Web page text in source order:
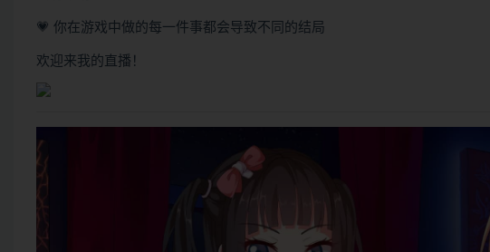
💗 你在游戏中做的每一件事都会导致不同的结局
欢迎来我的直播！